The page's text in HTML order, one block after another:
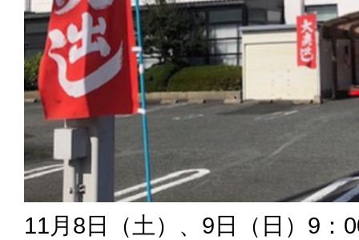
11月8日（土）、9日（日）9：